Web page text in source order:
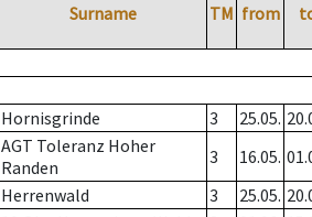
Surname TM from
Hornisgrinde 3 25.05.
AGT Toleranz Hoher
Randen
3 16.05.
Herrenwald 3 25.05.